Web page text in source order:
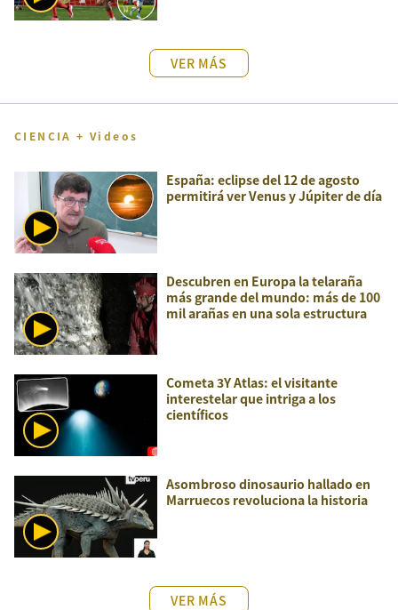
VER MÁS
CIENCIA + Videos
España: eclipse del 12 de agosto
permitirá ver Venus y Júpiter de día
Descubren en Europa la telaraña
más grande del mundo: más de 100
mil arañas en una sola estructura
Cometa 3Y Atlas: el visitante
interestelar que intriga a los
científicos
Asombroso dinosaurio hallado en
Marruecos revoluciona la historia
VER MÁS